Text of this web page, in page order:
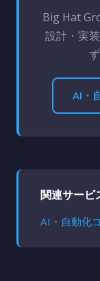
Big Hat
設計・実
AI・
関連サービ
AI・自動化